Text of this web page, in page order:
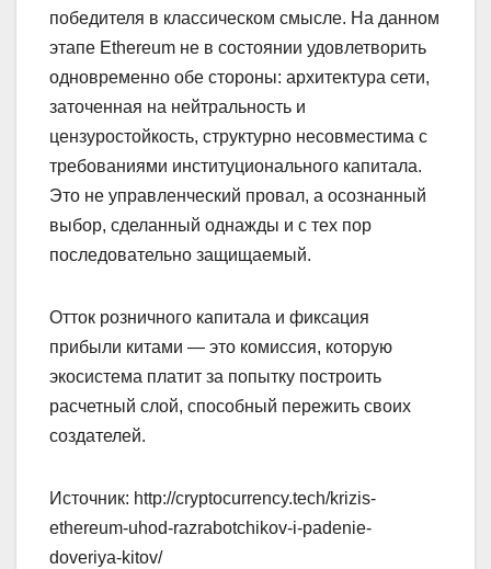
победителя в классическом смысле. На данном
этапе Ethereum не в состоянии удовлетворить
одновременно обе стороны: архитектура сети,
заточенная на нейтральность и
цензуростойкость, структурно несовместима с
требованиями институционального капитала.
Это не управленческий провал, а осознанный
выбор, сделанный однажды и с тех пор
последовательно защищаемый.
Отток розничного капитала и фиксация
прибыли китами — это комиссия, которую
экосистема платит за попытку построить
расчетный слой, способный пережить своих
создателей.
Источник: http://cryptocurrency.tech/krizis-
ethereum-uhod-razrabotchikov-i-padenie-
doveriya-kitov/